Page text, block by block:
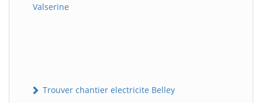
Valserine
Trouver chantier electricite Belley